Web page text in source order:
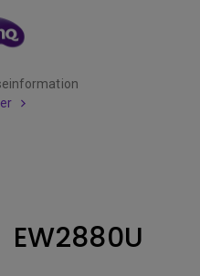
EW2880U